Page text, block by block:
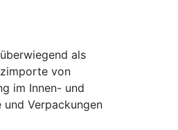
als
von
im Innen- und
Verpackungen